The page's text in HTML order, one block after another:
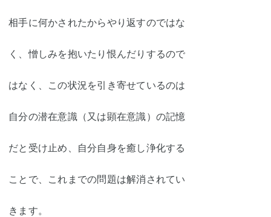
相手に何かされたからやり返すのではな
く、憎しみを抱いたり恨んだりするので
はなく、この状況を引き寄せているのは
自分の潜在意識（又は顕在意識）の記憶
だと受け止め、自分自身を癒し浄化する
ことで、これまでの問題は解消されてい
きます。